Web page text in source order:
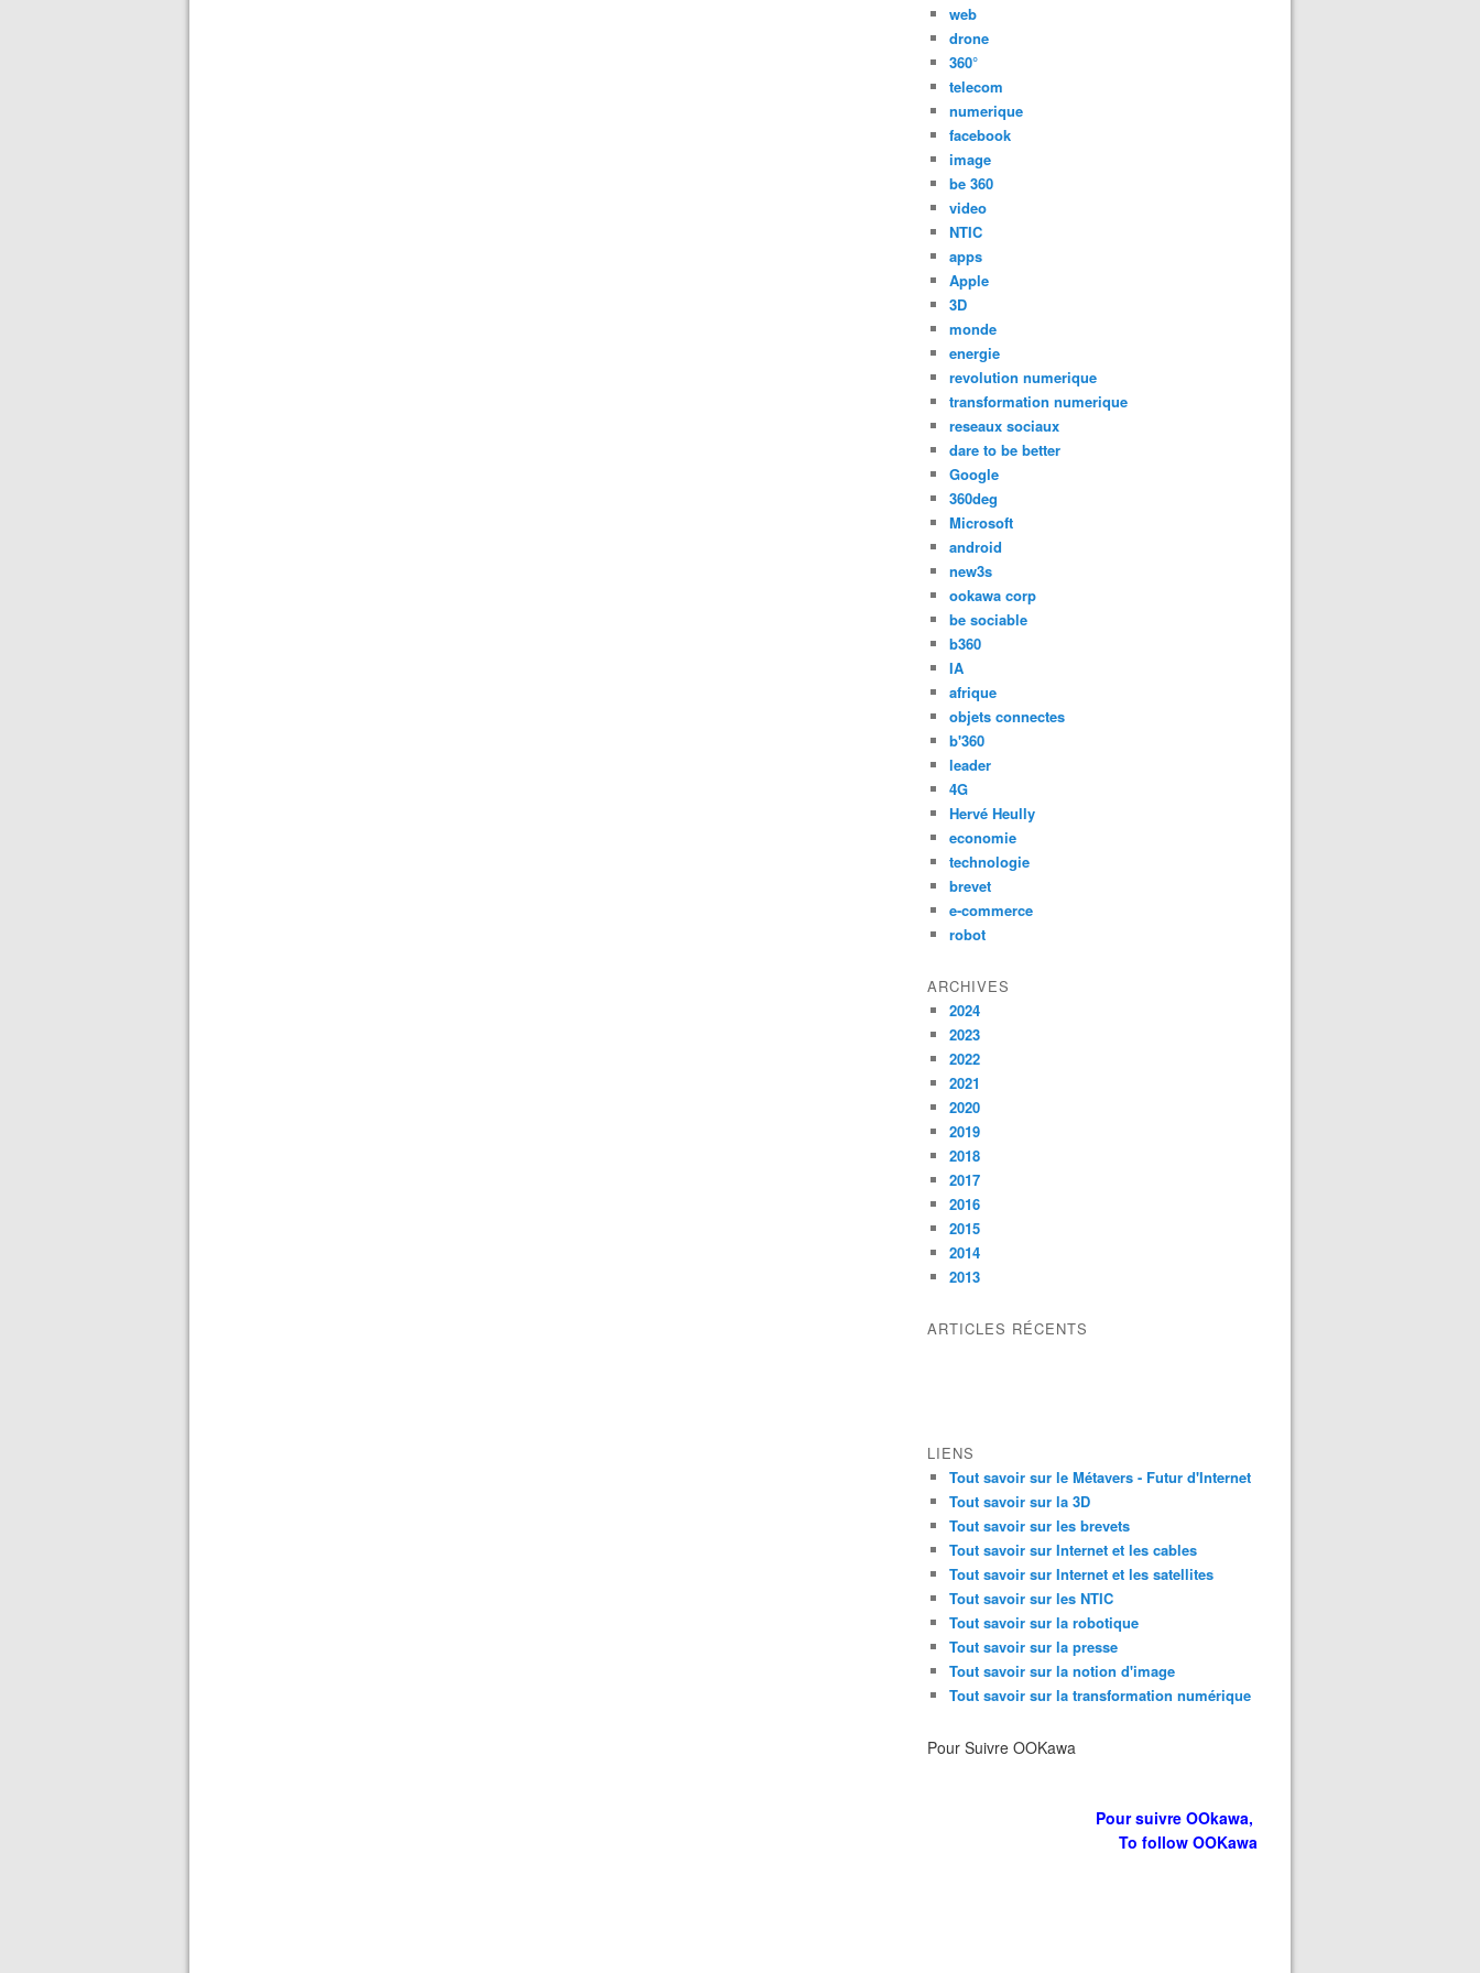
web
drone
360°
telecom
numerique
facebook
image
be 360
video
NTIC
apps
Apple
3D
monde
energie
revolution numerique
transformation numerique
reseaux sociaux
dare to be better
Google
360deg
Microsoft
android
new3s
ookawa corp
be sociable
b360
IA
afrique
objets connectes
b'360
leader
4G
Hervé Heully
economie
technologie
brevet
e-commerce
robot
ARCHIVES
2024
2023
2022
2021
2020
2019
2018
2017
2016
2015
2014
2013
ARTICLES RÉCENTS
LIENS
Tout savoir sur le Métavers - Futur d'Internet
Tout savoir sur la 3D
Tout savoir sur les brevets
Tout savoir sur Internet et les cables
Tout savoir sur Internet et les satellites
Tout savoir sur les NTIC
Tout savoir sur la robotique
Tout savoir sur la presse
Tout savoir sur la notion d'image
Tout savoir sur la transformation numérique
Pour Suivre OOKawa
Pour suivre OOkawa,
To follow OOKawa